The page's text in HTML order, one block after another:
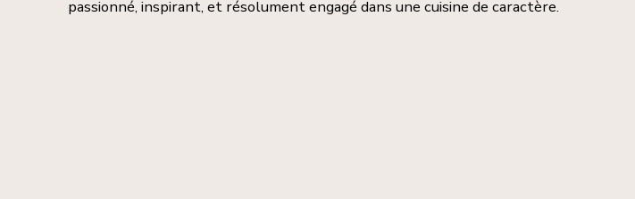
passionné, inspirant, et résolument engagé dans une cuisine de caractère.